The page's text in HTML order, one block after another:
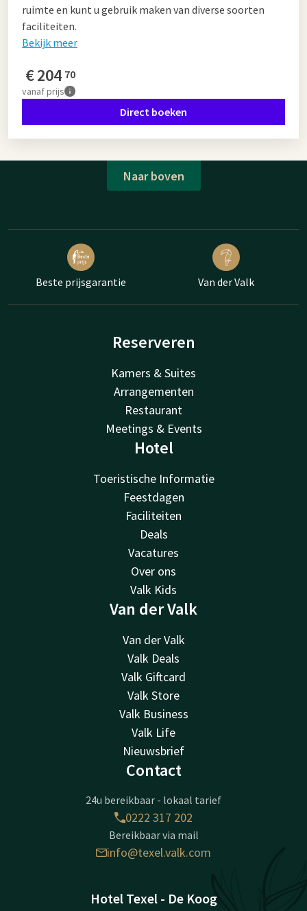
ruimte en kunt u gebruik maken van diverse soorten
faciliteiten.
Bekijk meer
€204 70
vanafprijs
Direct boeken
Naar boven
Beste prijsgarantie Van der Valk
Reserveren
Kamers & Suites
Arrangementen
Restaurant
Meetings & Events
Hotel
Toeristische Informatie
Feestdagen
Faciliteiten
Deals
Vacatures
Over ons
Valk Kids
Van der Valk
Van der Valk
Valk Deals
Valk Giftcard
Valk Store
Valk Business
Valk Life
Nieuwsbrief
Contact
24u bereikbaar - lokaal tarief
0222 317 202
Bereikbaar via mail
info@texel.valk.com
Hotel Texel - De Koog